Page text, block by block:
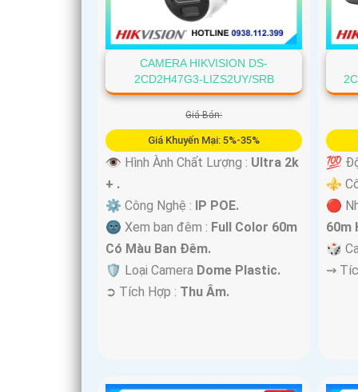
CAMERA HIKVISION DS-
2CD2H47G3-LIZS2UY/SRB
Giá Bán:
Giá Khuyến Mại: 5%-35%
👁 Hình Ành Chất Lượng : Ultra 2k
+ .
⚙ Công Nghệ : IP POE.
🌚 Xem ban đêm : Full Color 60m
Có Màu Ban Ðêm.
🛡 Loại Camera Dome Plastic.
️➲ Tích Hợp : Thu Âm.
💯
⚜️
🔴
60m
🎲
️⇝